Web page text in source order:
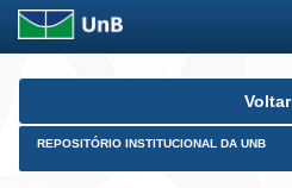
Skip
Voltar
REPOSITÓRIO INSTITUCIONAL DA UNB